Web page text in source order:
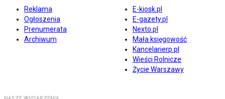
Reklama
Ogłoszenia
Prenumerata
Archiwum
E-kiosk.pl
E-gazety.pl
Nexto.pl
Mała księgowość
Kancelarierp.pl
Wieści Rolnicze
Życie Warszawy